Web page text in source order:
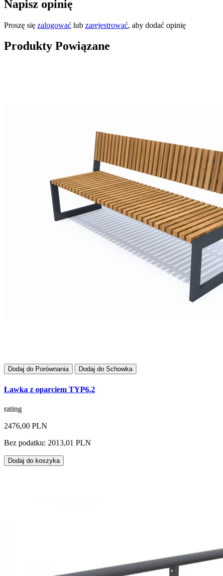
Napisz opinię
Proszę się zalogować lub zarejestrować, aby dodać opinię
Produkty Powiązane
Dodaj do Porównania Dodaj do Schowka
Ławka z oparciem TYP6.2
rating
2476,00 PLN
Bez podatku: 2013,01 PLN
Dodaj do koszyka